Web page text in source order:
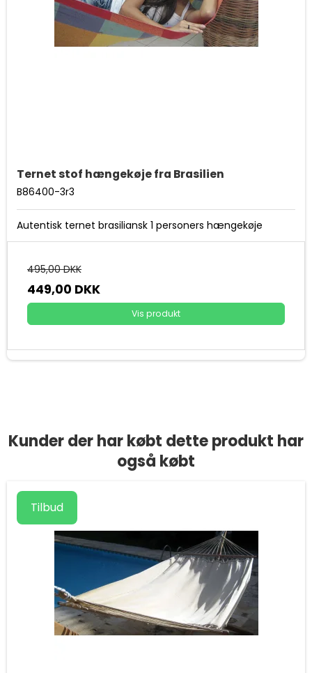
Ternet stof hængekøje fra Brasilien
B86400-3r3
Autentisk ternet brasiliansk 1 personers hængekøje
495,00 DKK
449,00 DKK
Vis produkt
Kunder der har købt dette produkt har
også købt
Tilbud